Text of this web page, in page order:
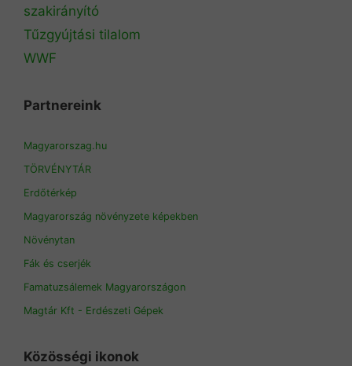
szakirányító
Tűzgyújtási tilalom
WWF
Partnereink
Magyarorszag.hu
TÖRVÉNYTÁR
Erdőtérkép
Magyarország növényzete képekben
Növénytan
Fák és cserjék
Famatuzsálemek Magyarországon
Magtár Kft - Erdészeti Gépek
Közösségi ikonok